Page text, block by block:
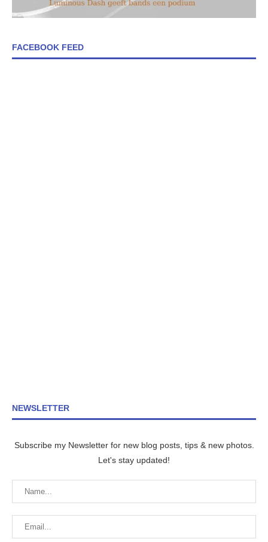
FACEBOOK FEED
NEWSLETTER
Subscribe my Newsletter for new blog posts, tips & new photos.
Let's stay updated!